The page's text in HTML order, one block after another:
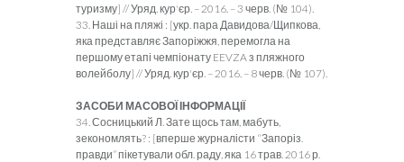
туризму] // Уряд. кур'єр. – 2016. – 3 черв. (№ 104).
33. Наші на пляжі : [укр. пара Давидова/Щипкова,
яка представляє Запоріжжя, перемогла на
першому етапі чемпіонату EEVZA з пляжного
волейболу] // Уряд. кур'єр. – 2016. – 8 черв. (№ 107).
ЗАСОБИ МАСОВОЇ ІНФОРМАЦІЇ
34. Сосницький Л. Зате щось там, мабуть,
зекономлять? : [вперше журналісти “Запоріз.
правди” пікетували обл. раду, яка 16 трав. 2016 р.